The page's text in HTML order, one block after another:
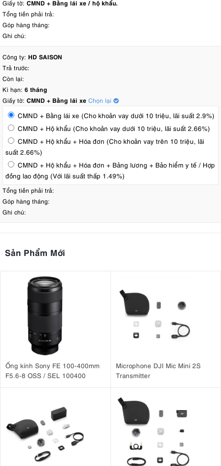
Giấy tờ: CMND + Bằng lái xe / hộ khẩu.
Tổng tiền phải trả:
Góp hàng tháng:
Ghi chú:
Công ty: HD SAISON
Trả trước:
Còn lại:
Kì hạn: 6 tháng
Giấy tờ: CMND + Bằng lái xe Chọn lại
CMND + Bằng lái xe (Cho khoản vay dưới 10 triệu, lãi suất 2.9%)
CMND + Hộ khẩu (Cho khoản vay dưới 10 triệu, lãi suất 2.66%)
CMND + Hộ khẩu + Hóa đơn (Cho khoản vay trên 10 triệu, lãi
suất 2.66%)
CMND + Hộ khẩu + Hóa đơn + Bảng lương + Bảo hiểm y tế / Hợp
đồng lao động (Với lãi suất thấp 1.49%)
Tổng tiền phải trả:
Góp hàng tháng:
Ghi chú:
Sản Phẩm Mới
Ống kính Sony FE 100-400mm
F5.6-8 OSS / SEL 100400
Microphone DJI Mic Mini 2S
Transmitter